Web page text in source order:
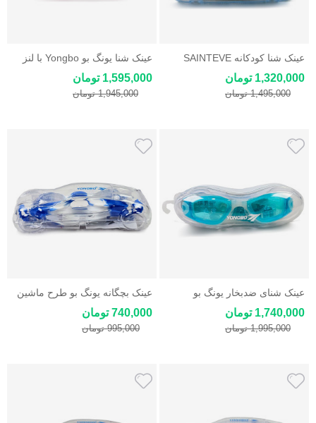
عینک شنا کودکانه SAINTEVE
طرح مرد عنکبوتی
1,320,000 تومان
1,495,000 تومان
عینک شنا یونگ بو Yongbo با لنز
ضد ضربه، ضد بخار و بند قابل
تنظیم
1,595,000 تومان
1,945,000 تومان
عینک شنای ضدبخار یونگ بو
Yongbo لنز مقاوم و دید شفاف
1,740,000 تومان
1,995,000 تومان
عینک بچگانه یونگ بو طرح ماشین
Yongbo مخصوص شنا
740,000 تومان
995,000 تومان